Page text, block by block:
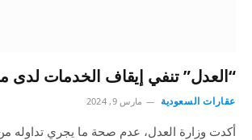
“العدل” تنفي إيقاف الخدمات لدى
عقارات السعودية مارس 9, 2024
أكدت وزارة العدل، عدم صحة ما يجري تداوله